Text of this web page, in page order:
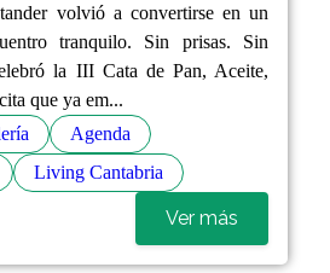
volvió a convertirse en un
tranquilo. Sin prisas. Sin
la III Cata de Pan, Aceite,
que ya em...
Agenda
Living Cantabria
Ver más